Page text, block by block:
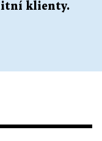
klienty.